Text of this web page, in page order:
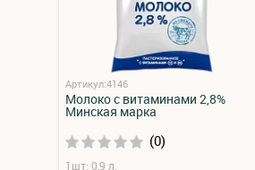
Артикул:4146
Молоко с витаминами 2,8%
Минская марка
(0)
1шт: 0,9 л.